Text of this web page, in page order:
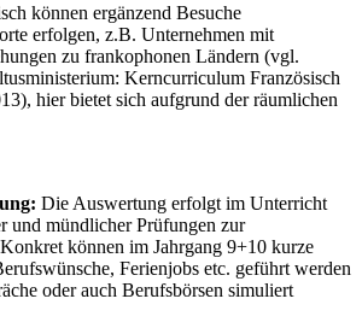
können ergänzend Besuche
erfolgen, z.B. Unternehmen mit
zu frankophonen Ländern (vgl.
Kerncurriculum Französisch
hier bietet sich aufgrund der räumlichen
Die Auswertung erfolgt im Unterricht
und mündlicher Prüfungen zur
können im Jahrgang 9+10 kurze
Ferienjobs etc. geführt werden
oder auch Berufsbörsen simuliert